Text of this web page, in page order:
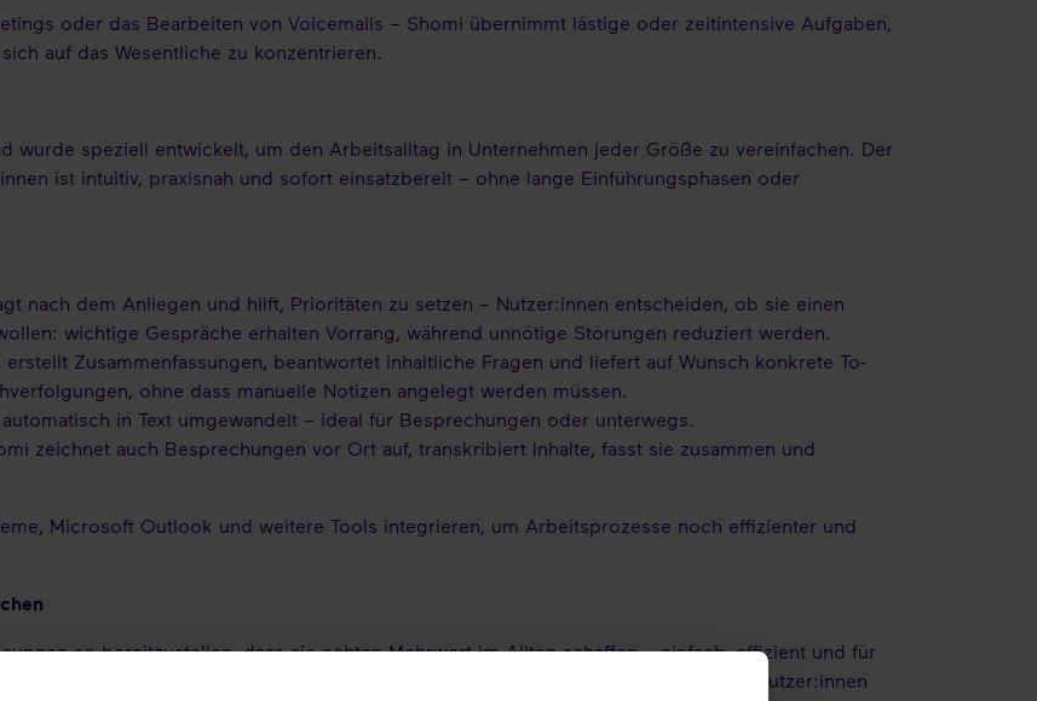
oder das Bearbeiten von Voicemails – Shomi übernimmt lästige oder zeitintensive Aufgaben,
auf das Wesentliche zu konzentrieren.
wurde speziell entwickelt, um den Arbeitsalltag in Unternehmen jeder Größe zu vereinfachen. Der
ist intuitiv, praxisnah und sofort einsatzbereit – ohne lange Einführungsphasen oder
nach dem Anliegen und hilft, Prioritäten zu setzen – Nutzer:innen entscheiden, ob sie einen
wichtige Gespräche erhalten Vorrang, während unnötige Störungen reduziert werden.
Zusammenfassungen, beantwortet inhaltliche Fragen und liefert auf Wunsch konkrete To-
ohne dass manuelle Notizen angelegt werden müssen.
in Text umgewandelt – ideal für Besprechungen oder unterwegs.
zeichnet auch Besprechungen vor Ort auf, transkribiert Inhalte, fasst sie zusammen und
Microsoft Outlook und weitere Tools integrieren, um Arbeitsprozesse noch effizienter und
so bereitzustellen, dass sie echten Mehrwert im Alltag schaffen – einfach, effizient und für
Officer (CTO) von Enreach. „Statt komplexer Technologie bekommen unsere Nutzer:innen